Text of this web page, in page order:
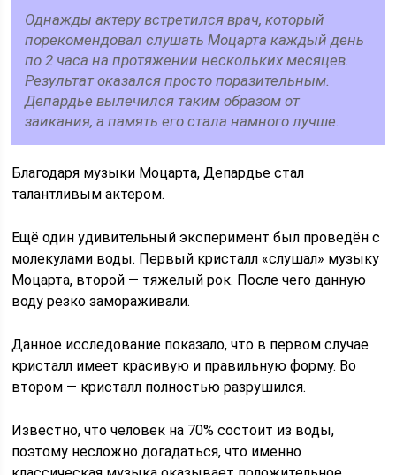
Однажды актеру встретился врач, который
порекомендовал слушать Моцарта каждый день
по 2 часа на протяжении нескольких месяцев.
Результат оказался просто поразительным.
Депардье вылечился таким образом от
заикания, а память его стала намного лучше.
Благодаря музыки Моцарта, Депардье стал
талантливым актером.
Ещё один удивительный эксперимент был проведён с
молекулами воды. Первый кристалл «слушал» музыку
Моцарта, второй — тяжелый рок. После чего данную
воду резко замораживали.
Данное исследование показало, что в первом случае
кристалл имеет красивую и правильную форму. Во
втором — кристалл полностью разрушился.
Известно, что человек на 70% состоит из воды,
поэтому несложно догадаться, что именно